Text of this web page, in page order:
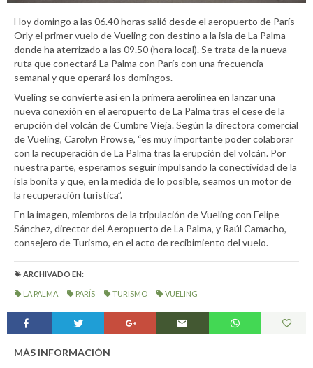
Hoy domingo a las 06.40 horas salió desde el aeropuerto de París
Orly el primer vuelo de Vueling con destino a la isla de La Palma
donde ha aterrizado a las 09.50 (hora local). Se trata de la nueva
ruta que conectará La Palma con París con una frecuencia
semanal y que operará los domingos.
Vueling se convierte así en la primera aerolínea en lanzar una
nueva conexión en el aeropuerto de La Palma tras el cese de la
erupción del volcán de Cumbre Vieja. Según la directora comercial
de Vueling, Carolyn Prowse, “es muy importante poder colaborar
con la recuperación de La Palma tras la erupción del volcán. Por
nuestra parte, esperamos seguir impulsando la conectividad de la
isla bonita y que, en la medida de lo posible, seamos un motor de
la recuperación turística”.
En la imagen, miembros de la tripulación de Vueling con Felipe
Sánchez, director del Aeropuerto de La Palma, y Raúl Camacho,
consejero de Turismo, en el acto de recibimiento del vuelo.
ARCHIVADO EN:
LA PALMA PARÍS TURISMO VUELING
MÁS INFORMACIÓN